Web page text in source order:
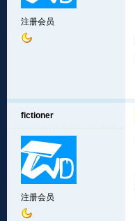
注册会员
fictioner
注册会员